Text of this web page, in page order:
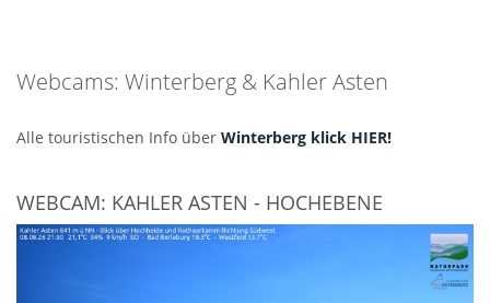
Webcams: Winterberg & Kahler Asten
Alle touristischen Info über Winterberg klick HIER!
WEBCAM: KAHLER ASTEN - HOCHEBENE